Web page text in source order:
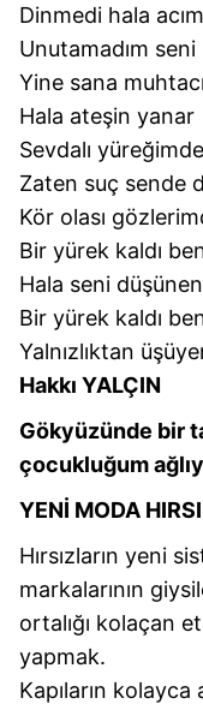
kullanılmaktadır. Bu
verileriniz işlenmekte
toplumu hizmetlerinin
kullanılmaktadır.
kılınması ve
reklam/pazarlama
sınırlı olarak açık
Çerezlere ilişkin
vasıtasıyla
için Ayarlar butonuna
Metnimiziziyaret
6698 sayılı Kişisel
hazırlanmış
ilgili mevzuata uygun
Dinmedi hala acım
Unutamadım seni
Yine sana
Hala ateşin yanar
Sevdalı yüreğimde
Zaten suç sende
Kör olası
Bir yürek kaldı
Hala seni düşünen
Bir yürek kaldı
Yalnızlıktan
Hakkı YALÇIN
Gökyüzünde bir
çocukluğum
YENİ MODA
Hırsızların yeni
markalarının
ortalığı kolaçan
yapmak.
Kapıların kolayca